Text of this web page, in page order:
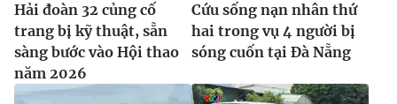
Hải đoàn 32 củng cố
trang bị kỹ thuật, sẵn
sàng bước vào Hội thao
năm 2026
Cứu sống nạn nhân thứ
hai trong vụ 4 người bị
sóng cuốn tại Đà Nẵng